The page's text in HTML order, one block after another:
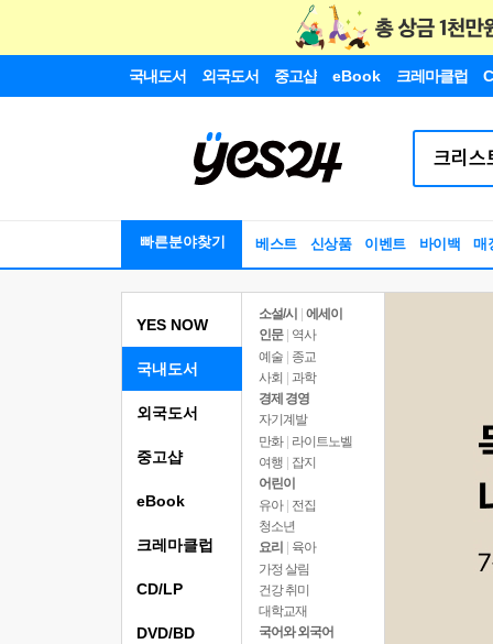
국내도서 외국도서 중고샵 eBook 크레마클럽
빠른분야찾기 베스트 신상품 이벤트 바이백 매
YES NOW
국내도서
소설/시
에세이
인문
역사
예술 | 종교
사회 | 과학
경제 경영
자기계발
만화 | 라이트노벨
여행
잡지
어린이
유아 | 전집
청소년
요리
육아
가정 살림
건강 취미
대학교재
국어와 외국어
외국도서
중고샵
eBook
크레마클럽
CD/LP
DVD/BD